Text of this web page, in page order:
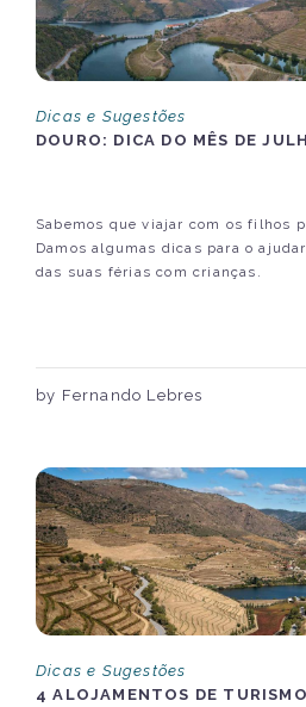
Dicas e Sugestões
DOURO: DICA DO MÊS DE
Sabemos que viajar com os filhos
Damos algumas dicas para o
das suas férias com crianças.
by Fernando Lebres
Dicas e Sugestões
4 ALOJAMENTOS DE